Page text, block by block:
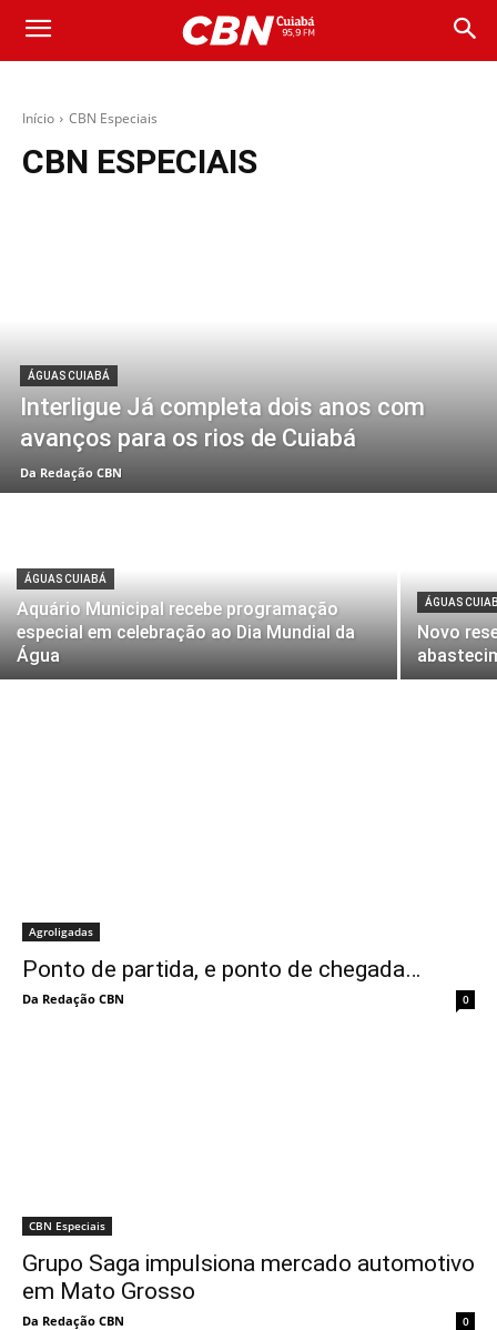
Início CBN Especiais
CBN ESPECIAIS
ÁGUAS CUIABÁ
Interligue Já completa dois anos com
avanços para os rios de Cuiabá
Da Redação CBN
ÁGUAS CUIABÁ
Aquário Municipal recebe programação
especial em celebração ao Dia Mundial da
Água
ÁGUAS
Novo
Agroligadas
Ponto de partida, e ponto de chegada…
Da Redação CBN 0
CBN Especiais
Grupo Saga impulsiona mercado automotivo
em Mato Grosso
Da Redação CBN 0